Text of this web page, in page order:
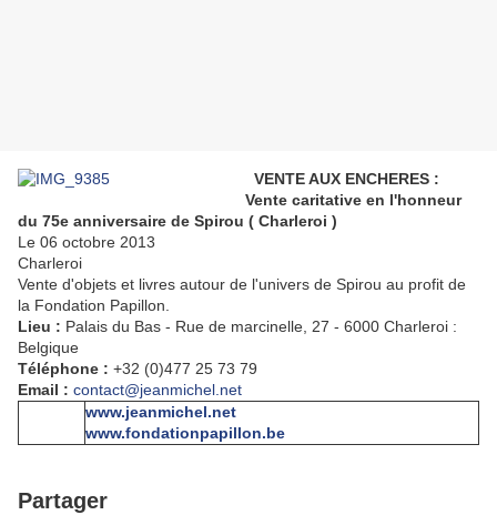
VENTE AUX ENCHERES :
Vente caritative en l'honneur
du 75e anniversaire de Spirou ( Charleroi )
Le 06 octobre 2013
Charleroi
Vente d'objets et livres autour de l'univers de Spirou au profit de
la Fondation Papillon.
Lieu : Palais du Bas - Rue de marcinelle, 27 - 6000 Charleroi :
Belgique
Téléphone : +32 (0)477 25 73 79
Email : contact@jeanmichel.net
www.jeanmichel.net
www.fondationpapillon.be
Partager